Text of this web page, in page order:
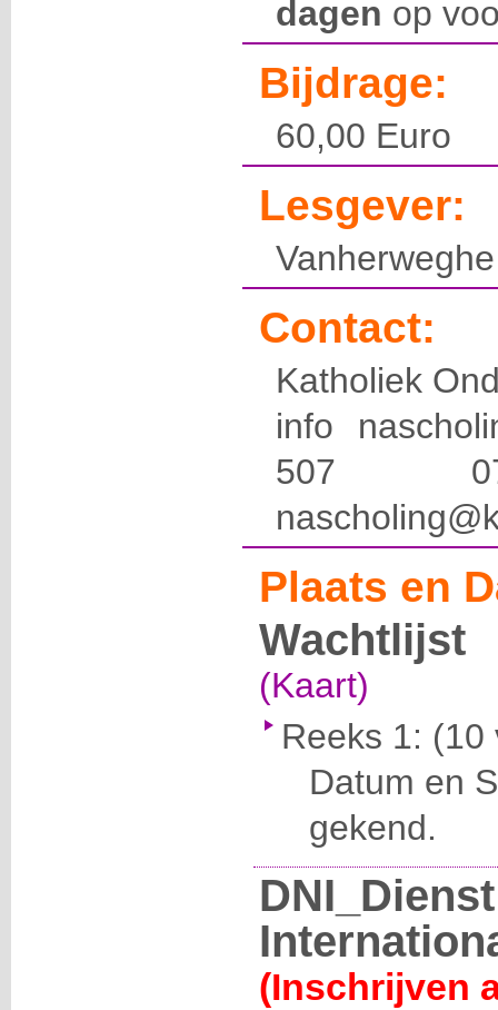
dagen op
Bijdrage:
60,00 Euro
Lesgever:
Contact:
Katholiek
info
507
Plaats en
Wachtlijst
(Kaart)
Reeks 1: (10
Datum en
gekend.
(Inschrijven